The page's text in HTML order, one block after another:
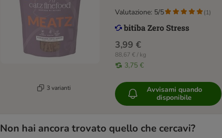
3 varianti
3,99 €
88,67 € / kg
3,75 €
Valutazione: 5/5 (1)
Avvisami quando
disponibile
Non hai ancora trovato quello che cercavi?